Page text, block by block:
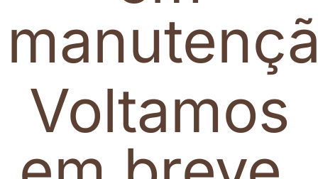
Voltamos